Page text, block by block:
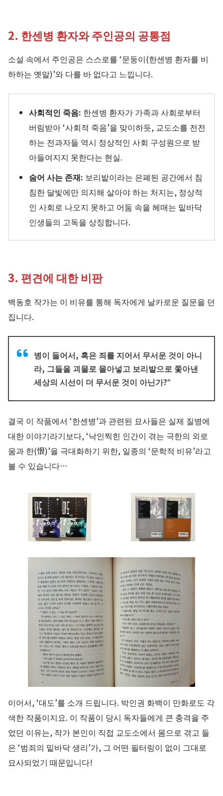
2. 한센병 환자와 주인공의 공통점
소설 속에서 주인공은 스스로를 ‘문둥이(한센병 환자를 비
하하는 옛말)’와 다를 바 없다고 느낍니다.
사회적인 죽음: 한센병 환자가 가족과 사회로부터
버림받아 ‘사회적 죽음’을 맞이하듯, 교도소를 전전
하는 전과자들 역시 정상적인 사회 구성원으로 받
아들여지지 못한다는 현실.
숨어 사는 존재: 보리밭이라는 은폐된 공간에서 침
침한 달빛에만 의지해 살아야 하는 처지는, 정상적
인 사회로 나오지 못하고 어둠 속을 헤매는 밑바닥
인생들의 고독을 상징합니다.
3. 편견에 대한 비판
백동호 작가는 이 비유를 통해 독자에게 날카로운 질문을 던
집니다.
병이 들어서, 혹은 죄를 지어서 무서운 것이 아니
라, 그들을 괴물로 몰아넣고 보리밭으로 쫓아낸
세상의 시선이 더 무서운 것이 아닌가?“
결국 이 작품에서 ‘한센병’과 관련된 묘사들은 실제 질병에
대한 이야기라기보다, ‘낙인찍힌 인간이 겪는 극한의 외로
움과 한(恨)’을 극대화하기 위한, 일종의 ‘문학적 비유’라고
볼 수 있습니다…
이어서, ‘대도’를 소개 드립니다. 박인권 화백이 만화로도 각
색한 작품이지요. 이 작품이 당시 독자들에게 큰 충격을 주
었던 이유는, 작가 본인이 직접 교도소에서 몸으로 겪고 들
은 ‘범죄의 밑바닥 생리’가, 그 어떤 필터링이 없이 그대로
묘사되었기 때문입니다!